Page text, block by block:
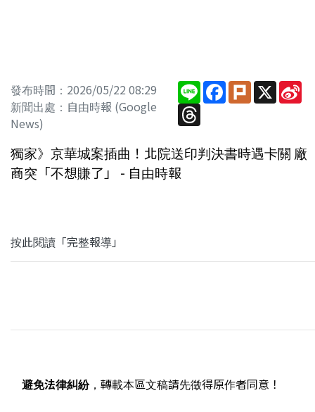
發布時間：2026/05/22 08:29
新聞出處：自由時報 (Google
News)
Line Facebook
PlurkX
Threads
獨家》京華城案插曲！北院送印判決書時遇卡關 廠
商突「不想賺了」 - 自由時報
按此閱讀「完整報導」
避免法律糾紛，轉載本區文稿請先徵得原作者同意！